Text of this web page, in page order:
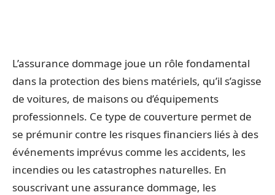
L’assurance dommage joue un rôle fondamental
dans la protection des biens matériels, qu’il s’agisse
de voitures, de maisons ou d’équipements
professionnels. Ce type de couverture permet de
se prémunir contre les risques financiers liés à des
événements imprévus comme les accidents, les
incendies ou les catastrophes naturelles. En
souscrivant une assurance dommage, les